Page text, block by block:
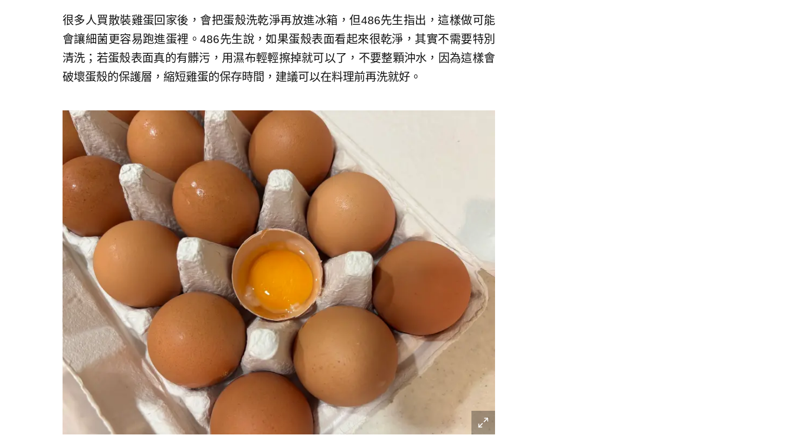
很多人買散裝雞蛋回家後，會把蛋殼洗乾淨再放進冰箱，但486先生指出，這樣做可能
會讓細菌更容易跑進蛋裡。486先生說，如果蛋殼表面看起來很乾淨，其實不需要特別
清洗；若蛋殼表面真的有髒污，用濕布輕輕擦掉就可以了，不要整顆沖水，因為這樣會
破壞蛋殼的保護層，縮短雞蛋的保存時間，建議可以在料理前再洗就好。